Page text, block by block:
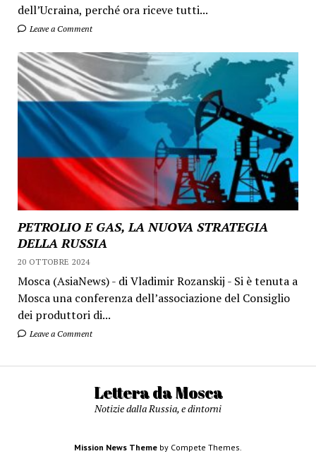
dell’Ucraina, perché ora riceve tutti...
Leave a Comment
PETROLIO E GAS, LA NUOVA STRATEGIA
DELLA RUSSIA
20 OTTOBRE 2024
Mosca (AsiaNews) - di Vladimir Rozanskij - Si è tenuta a
Mosca una conferenza dell’associazione del Consiglio
dei produttori di...
Leave a Comment
Lettera da Mosca
Notizie dalla Russia, e dintorni
Mission News Theme by Compete Themes.